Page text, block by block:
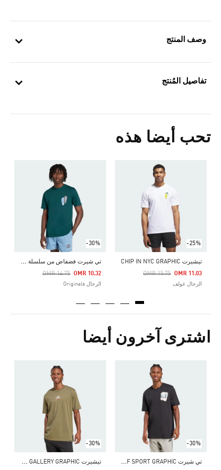
وصف المنتج
تفاصيل المُنتج
تحب أيضا هذه
-25%
تيشيرت CHIP IN NYC GRAPHIC
Price Reduced From
OMR 15.75
To OMR 11.03
الرجال غولف
-30%
ت
ي شيرت فضفاض من سلسلة شعار أوريجينالز
Price Reduced From
OMR 14.75
To OMR 10.32
الرجال Originals
Price Reduced From
اشترى آخرون أيضا
-30%
ت
ي شيرت MEMORIES OF SPORT GRAPHIC
-30%
ت
يشيرت MEMORIES OF SPORT GALLERY GRAPHIC
Price Reduced From